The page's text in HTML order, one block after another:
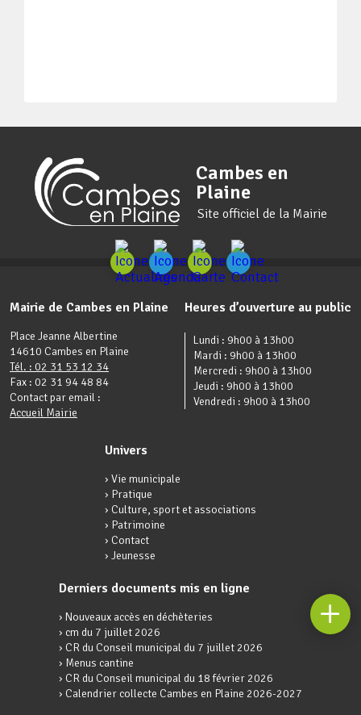
Cambes en
Plaine
Site officiel de la Mairie
Mairie de Cambes en Plaine
Place Jeanne Albertine
14610 Cambes en Plaine
Tél. : 02 31 53 12 34
Fax : 02 31 94 48 84
Contact par email :
Accueil Mairie
Heures d’ouverture au public
Lundi : 9h00 à 13h00
Mardi : 9h00 à 13h00
Mercredi : 9h00 à 13h00
Jeudi : 9h00 à 13h00
Vendredi : 9h00 à 13h00
Univers
› Vie municipale
› Pratique
› Culture, sport et associations
› Patrimoine
› Contact
› Jeunesse
Derniers documents mis en ligne
› Nouveaux accès en déchèteries
› cm du 7 juillet 2026
› CR du Conseil municipal du 7 juillet 2026
› Menus cantine
› CR du Conseil municipal du 18 février 2026
› Calendrier collecte Cambes en Plaine 2026-2027